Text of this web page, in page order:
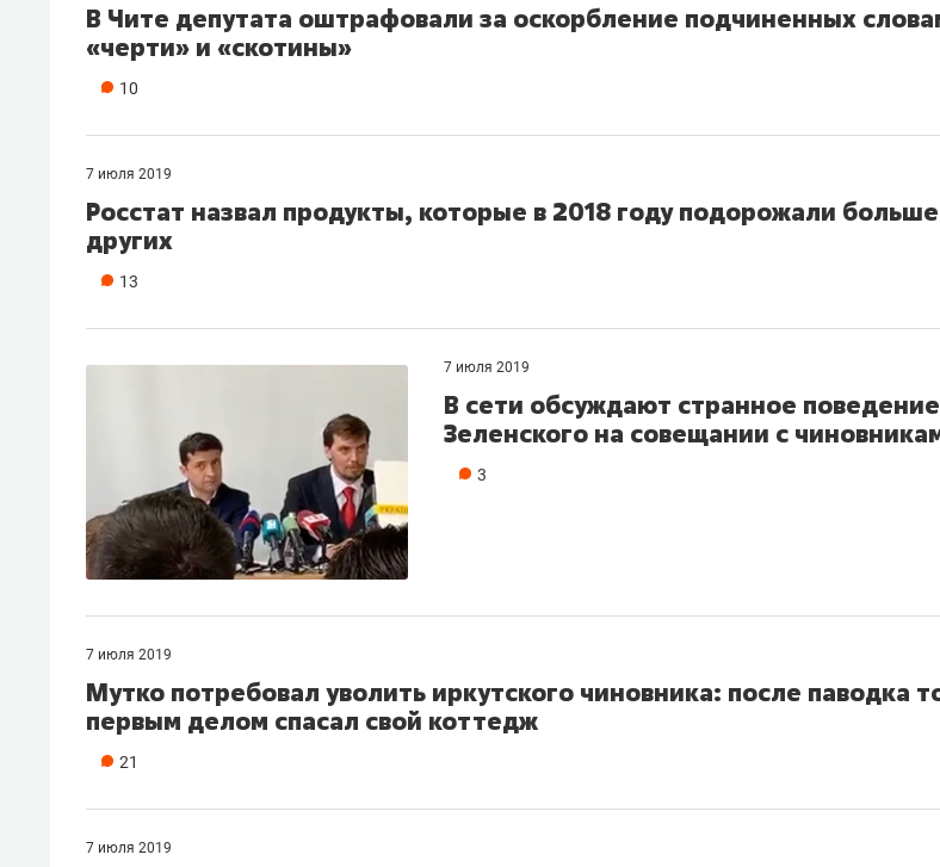
В Чите депутата оштрафовали за оскорбление подчиненных
«черти» и «скотины»
10
7 июля 2019
Росстат назвал продукты, которые в 2018 году подорожали больше
других
13
7 июля 2019
В сети обсуждают странное поведение
Зеленского на совещании с
3
7 июля 2019
Мутко потребовал уволить иркутского чиновника: после паводка
первым делом спасал свой коттедж
21
7 июля 2019